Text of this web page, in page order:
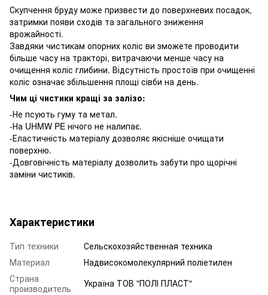
Скупчення бруду може призвести до поверхневих посадок,
затримки появи сходів та загального зниження
врожайності.
Завдяки чистикам опорних коліс ви зможете проводити
більше часу на тракторі, витрачаючи менше часу на
очищення коліс глибини. Відсутність простоїв при очищенні
коліс означає збільшення площі сівби на день.
Чим ці чистики кращі за залізо:
-Не псують гуму та метал.
-На UHMW PE нічого не налипає.
-Еластичність матеріалу дозволяє якісніше очищати
поверхню.
-Довговічність матеріалу дозволить забути про щорічні
заміни чистиків.
Характеристики
Тип техники
Сельскохозяйственная техника
Материал
Надвисокомолекулярний поліетилен
Страна
производитель
Україна ТОВ "ПОЛІ ПЛАСТ"